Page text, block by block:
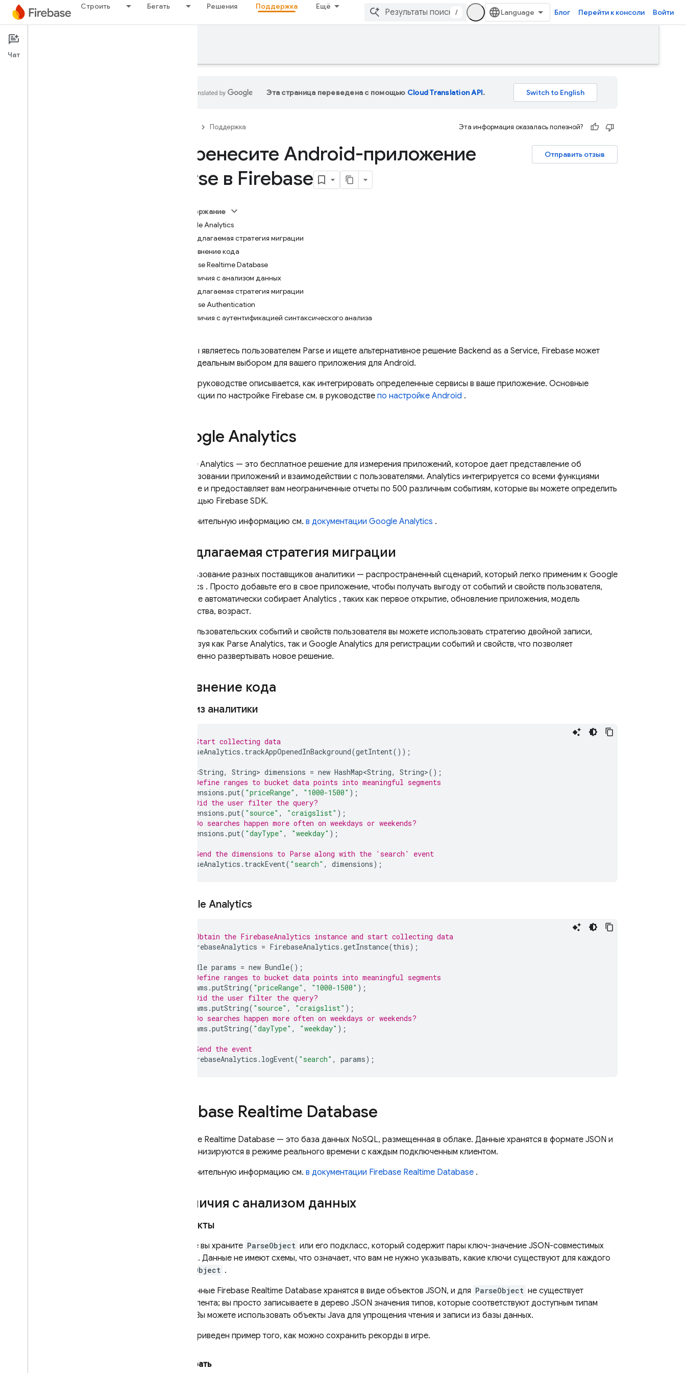
Строить Бегать Решения Поддержка Ещё
/ Блог Перейти к консоли Войти
Поддержка
Эта страница переведена с помощью Cloud Translation API.
Поддержка Эта информация оказалась полезной?
Отправить отзыв
Перенесите Android-приложение
Parse в Firebase
Содержание
Google Analytics
Предлагаемая стратегия миграции
Сравнение кода
Firebase Realtime Database
Различия с анализом данных
Предлагаемая стратегия миграции
Firebase Authentication
Различия с аутентификацией синтаксического анализа
Если вы являетесь пользователем Parse и ищете альтернативное решение Backend as a Service, Firebase может
стать идеальным выбором для вашего приложения для Android.
В этом руководстве описывается, как интегрировать определенные сервисы в ваше приложение. Основные
инструкции по настройке Firebase см. в руководстве по настройке Android .
Google Analytics
Google Analytics — это бесплатное решение для измерения приложений, которое дает представление об
использовании приложений и взаимодействии с пользователями. Analytics интегрируется со всеми функциями
Firebase и предоставляет вам неограниченные отчеты по 500 различным событиям, которые вы можете определить
с помощью Firebase SDK.
Дополнительную информацию см. в документации Google Analytics .
Предлагаемая стратегия миграции
Использование разных поставщиков аналитики — распространенный сценарий, который легко применим к Google
Analytics . Просто добавьте его в свое приложение, чтобы получать выгоду от событий и свойств пользователя,
которые автоматически собирает Analytics , таких как первое открытие, обновление приложения, модель
устройства, возраст.
Для пользовательских событий и свойств пользователя вы можете использовать стратегию двойной записи,
используя как Parse Analytics, так и Google Analytics для регистрации событий и свойств, что позволяет
постепенно развертывать новое решение.
Сравнение кода
Анализ аналитики
// Start collecting data
ParseAnalytics . trackAppOpenedInBackground(getIntent());
Map<String, String> dimensions = new HashMap<String, String>();
// Define ranges to bucket data points into meaningful segments
dimensions .put( "priceRange" , "1000-1500" );
// Did the user filter the query?
dimensions .put( "source" , "craigslist" );
// Do searches happen more often on weekdays or weekends?
dimensions .put( "dayType" , "weekday" );
// Send the dimensions to Parse along with the 'search' event
ParseAnalytics . trackEvent( "search" , dimensions);
Google Analytics
// Obtain the FirebaseAnalytics instance and start collecting data
mFirebaseAnalytics = FirebaseAnalytics .getInstance(this);
Bundle params = new Bundle();
// Define ranges to bucket data points into meaningful segments
params .putString( "priceRange" , "1000-1500" );
// Did the user filter the query?
params .putString( "source" , "craigslist" );
// Do searches happen more often on weekdays or weekends?
params .putString( "dayType" , "weekday" );
// Send the event
mFirebaseAnalytics . logEvent( "search" , params);
Firebase Realtime Database
Firebase Realtime Database — это база данных NoSQL, размещенная в облаке. Данные хранятся в формате JSON и
синхронизируются в режиме реального времени с каждым подключенным клиентом.
Дополнительную информацию см. в документации Firebase Realtime Database .
Различия с анализом данных
Объекты
В Parse вы храните ParseObject или его подкласс, который содержит пары ключ-значение JSON-совместимых
данных. Данные не имеют схемы, что означает, что вам не нужно указывать, какие ключи существуют для каждого
ParseObject .
Все данные Firebase Realtime Database хранятся в виде объектов JSON, и для ParseObject не существует
эквивалента; вы просто записываете в дерево JSON значения типов, которые соответствуют доступным типам
JSON. Вы можете использовать объекты Java для упрощения чтения и записи из базы данных.
Ниже приведен пример того, как можно сохранить рекорды в игре.
Разобрать
Чат